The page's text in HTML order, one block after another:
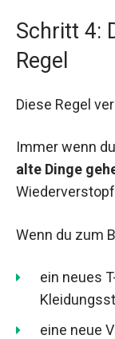
Schritt 4:
Regel
Diese Regel
Immer wenn
alte Dinge
Wenn du zum
ein neues
eine neue